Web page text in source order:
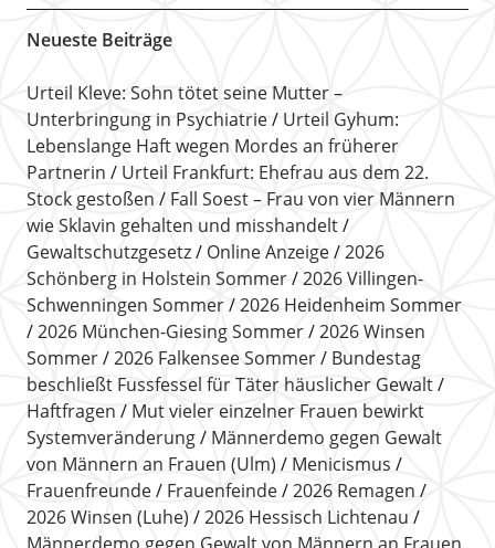
Neueste Beiträge
Urteil Kleve: Sohn tötet seine Mutter –
Unterbringung in Psychiatrie
Urteil Gyhum:
Lebenslange Haft wegen Mordes an früherer
Partnerin
Urteil Frankfurt: Ehefrau aus dem 22.
Stock gestoßen
Fall Soest – Frau von vier Männern
wie Sklavin gehalten und misshandelt
Gewaltschutzgesetz
Online Anzeige
2026
Schönberg in Holstein Sommer
2026 Villingen-
Schwenningen Sommer
2026 Heidenheim Sommer
2026 München-Giesing Sommer
2026 Winsen
Sommer
2026 Falkensee Sommer
Bundestag
beschließt Fussfessel für Täter häuslicher Gewalt
Haftfragen
Mut vieler einzelner Frauen bewirkt
Systemveränderung
Männerdemo gegen Gewalt
von Männern an Frauen (Ulm)
Menicismus
Frauenfreunde
Frauenfeinde
2026 Remagen
2026 Winsen (Luhe)
2026 Hessisch Lichtenau